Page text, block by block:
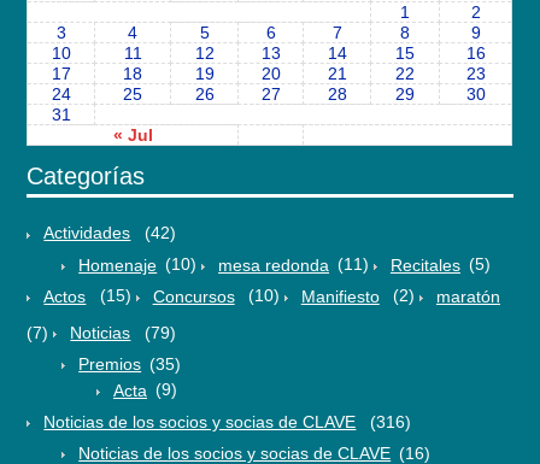
« Jul
1
2
3
4 5 6 7 8
9
10
11 12 13 14 15
16
17
18 19 20 21 22
23
24
25 26 27 28 29
30
31
Categorías
Actividades
(42)
Homenaje (10) mesa redonda (11) Recitales (5)
Actos
(15) Concursos (10) Manifiesto (2)
maratón
(7)
Noticias
(79)
Premios (35)
Acta (9)
Noticias de los socios y socias de CLAVE
(316)
Noticias de los socios y socias de CLAVE (16)